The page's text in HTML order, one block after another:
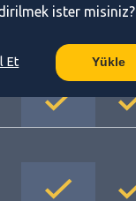
ister misiniz?
Et Yükle